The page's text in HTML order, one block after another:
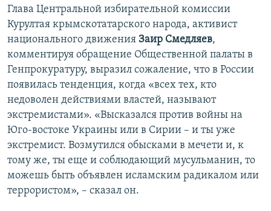
Глава Центральной избирательной комиссии
Курултая крымскотатарского народа, активист
национального движения Заир Смедляев,
комментируя обращение Общественной палаты в
Генпрокуратуру, выразил сожаление, что в России
появилась тенденция, когда «всех тех, кто
недоволен действиями властей, называют
экстремистами». «Высказался против войны на
Юго-востоке Украины или в Сирии – и ты уже
экстремист. Возмутился обысками в мечети и, к
тому же, ты еще и соблюдающий мусульманин, то
можешь быть объявлен исламским радикалом или
террористом», – сказал он.